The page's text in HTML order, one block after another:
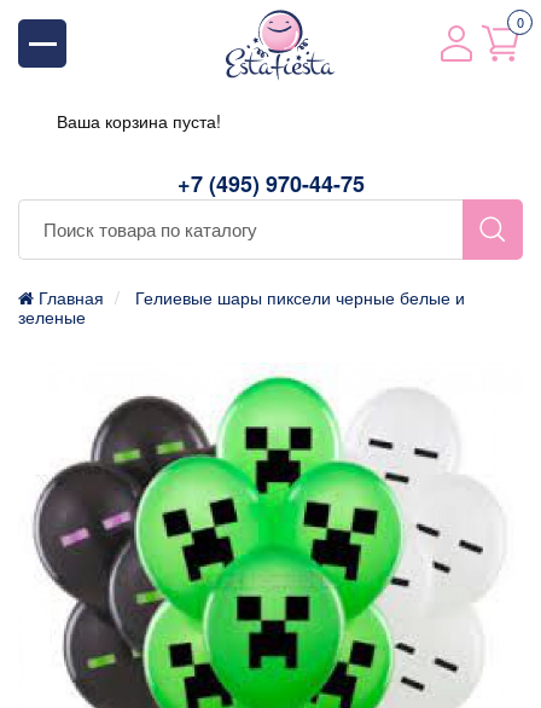
+7 (495) 970-44-75
0
Ваша корзина пуста!
Главная
Гелиевые шары пиксели черные белые и
зеленые